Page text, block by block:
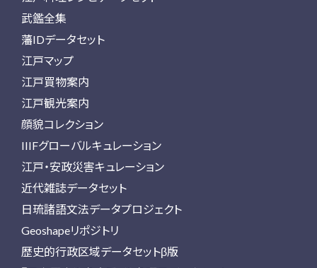
武鑑全集
藩IDデータセット
江戸マップ
江戸買物案内
江戸観光案内
顔貌コレクション
IIIFグローバルキュレーション
江戸・安政災害キュレーション
近代雑誌データセット
日琉諸語文法データプロジェクト
Geoshapeリポジトリ
歴史的行政区域データセットβ版